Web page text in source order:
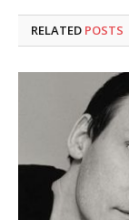
RELATED POSTS